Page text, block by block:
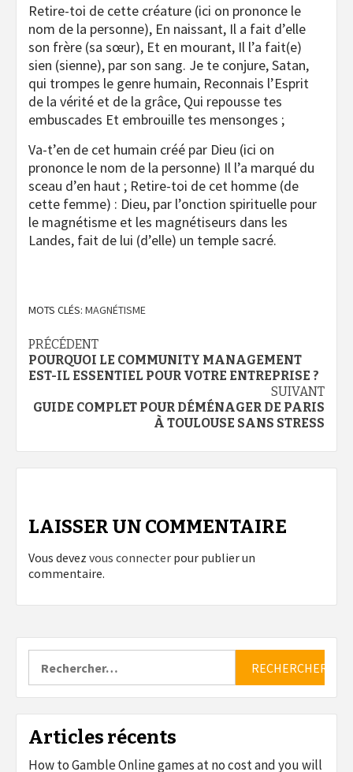
Retire-toi de cette créature (ici on prononce le
nom de la personne), En naissant, Il a fait d’elle
son frère (sa sœur), Et en mourant, Il l’a fait(e)
sien (sienne), par son sang. Je te conjure, Satan,
qui trompes le genre humain, Reconnais l’Esprit
de la vérité et de la grâce, Qui repousse tes
embuscades Et embrouille tes mensonges ;
Va-t’en de cet humain créé par Dieu (ici on
prononce le nom de la personne) Il l’a marqué du
sceau d’en haut ; Retire-toi de cet homme (de
cette femme) : Dieu, par l’onction spirituelle pour
le magnétisme et les magnétiseurs dans les
Landes, fait de lui (d’elle) un temple sacré.
MOTS CLÉS: MAGNÉTISME
Navigation
d’article
PRÉCÉDENT
POURQUOI LE COMMUNITY MANAGEMENT
EST-IL ESSENTIEL POUR VOTRE ENTREPRISE ?
SUIVANT
GUIDE COMPLET POUR DÉMÉNAGER DE PARIS
À TOULOUSE SANS STRESS
LAISSER UN COMMENTAIRE
Vous devez vous connecter pour publier un
commentaire.
Articles récents
How to Gamble Online games at no cost and you will